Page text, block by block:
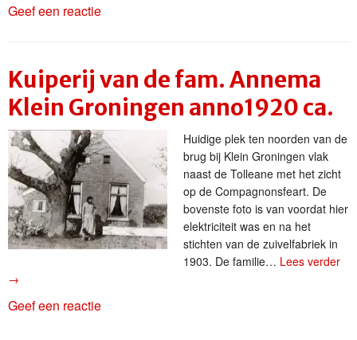
Geef een reactie
Kuiperij van de fam. Annema
Klein Groningen anno1920 ca.
Huidige plek ten noorden van de
brug bij Klein Groningen vlak
naast de Tolleane met het zicht
op de Compagnonsfeart. De
bovenste foto is van voordat hier
elektriciteit was en na het
stichten van de zuivelfabriek in
1903. De familie… Lees verder
→
Geef een reactie